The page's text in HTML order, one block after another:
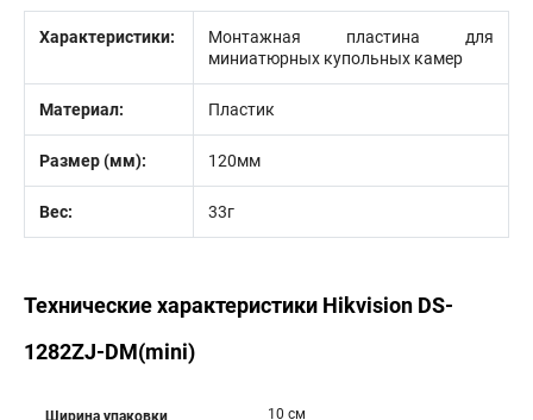
Характеристики:
Монтажная пластина для
миниатюрных купольных камер
Материал: Пластик
Размер (мм): 120мм
Вес: 33г
Технические характеристики Hikvision DS-
1282ZJ-DM(mini)
Ширина упаковки 10 см